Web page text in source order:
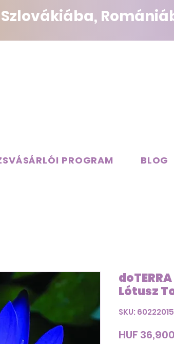
PROGRAM BLOG
Lótusz
SKU: 60222015
HUF 36,900